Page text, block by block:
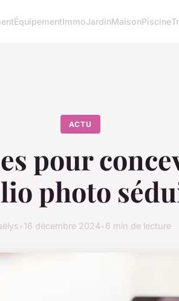
ÉquipementImmoJardinMaisonPiscine
ACTU
pour
photo
16 décembre 2024 6 min de lecture